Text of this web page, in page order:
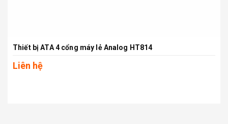
Thiết bị ATA 4 cổng máy lẻ Analog HT814
Liên hệ